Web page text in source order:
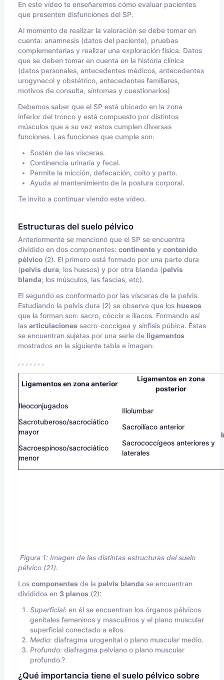
En este vídeo te enseñaremos cómo evaluar pacientes
que presenten disfunciones del SP.
Al momento de realizar la valoración se debe tomar en
cuenta: anamnesis (datos del paciente), pruebas
complementarias y realizar una exploración física. Datos
que se deben tomar en cuenta en la historia clínica
(datos personales, antecedentes médicos, antecedentes
urogynecol y obstétrico, antecedentes familiares,
motivos de consulta, síntomas y cuestionarios)
Debemos saber que el SP está ubicado en la zona
inferior del tronco y está compuesto por distintos
músculos que a su vez estos cumplen diversas
funciones. Las funciones que cumple son:
Sostén de las vísceras.
Continencia urinaria y fecal.
Permite la micción, defecación, coito y parto.
Ayuda al mantenimiento de la postura corporal.
Te invito a continuar viendo este vídeo.
Estructuras del suelo pélvico
Anteriormente se mencionó que el SP se encuentra
dividido en dos componentes: continente y contenido
pélvico (2). El primero está formado por una parte dura
(pelvis dura; los huesos) y por otra blanda (pelvis
blanda; los músculos, las fascias, etc).
El segundo es conformado por las vísceras de la pelvis.
Estudiando la pelvis dura (2) se observa que los huesos
que la forman son: sacro, cóccix e ilíacos. Formando así
las articulaciones sacro-coccígea y sínfisis púbica. Éstas
se encuentran sujetas por una serie de ligamentos
mostrados en la siguiente tabla e imagen:
, , , , , , ,
Ligamentos en zona anterior
Ligamentos en zona
posterior
Ileoconjugados
Sacrotuberoso/sacrociático
mayor
Sacroespinoso/sacrociático
menor
Iliolumbar
Sacroilíaco anterior
Sacrococcígeos anteriores y
laterales
Figura 1: Imagen de las distintas estructuras del suelo
pélvico (21).
Los componentes de la pelvis blanda se encuentran
divididos en 3 planos (2):
Superficial: en él se encuentran los órganos pélvicos
genitales femeninos y masculinos y el plano muscular
superficial conectado a ellos.
Medio: diafragma urogenital o plano muscular medio.
Profundo: diafragma pelviano o plano muscular
profundo.?
¿Qué importancia tiene el suelo pélvico sobre